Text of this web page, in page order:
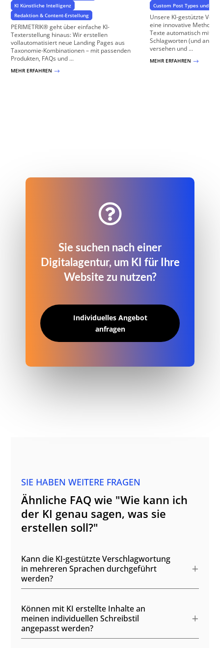
KI Künstliche Intelligenz
Redaktion & Content-Erstellung
PERIMETRIK® geht über einfache KI-
Texterstellung hinaus: Wir erstellen
vollautomatisiert neue Landing Pages aus
Taxonomie-Kombinationen – mit passenden
Produkten, FAQs und ...
MEHR ERFAHREN $
Custom Post Types und
Unsere KI-gestützte
eine innovative
Texte automatisch mit
Schlagworten (und
versehen und ...
MEHR ERFAHREN $

Sie suchen nach einer
Digitalagentur, um KI für Ihre
Website zu nutzen?
Individuelles Angebot
anfragen
SIE HABEN WEITERE FRAGEN
Ähnliche FAQ wie "Wie kann ich
der KI genau sagen, was sie
erstellen soll?"
Kann die KI-gestützte Verschlagwortung
in mehreren Sprachen durchgeführt
werden?
Können mit KI erstellte Inhalte an
meinen individuellen Schreibstil
angepasst werden?